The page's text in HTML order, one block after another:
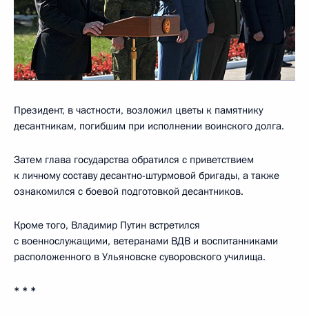
Президент, в частности, возложил цветы к памятнику
десантникам, погибшим при исполнении воинского долга.
Затем глава государства обратился с приветствием
к личному составу десантно-штурмовой бригады, а также
ознакомился с боевой подготовкой десантников.
Кроме того, Владимир Путин встретился
с военнослужащими, ветеранами ВДВ и воспитанниками
расположенного в Ульяновске суворовского училища.
* * *